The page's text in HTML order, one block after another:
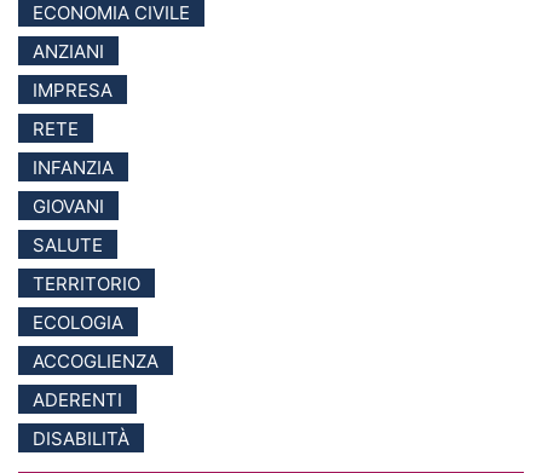
ECONOMIA CIVILE
ANZIANI
IMPRESA
RETE
INFANZIA
GIOVANI
SALUTE
TERRITORIO
ECOLOGIA
ACCOGLIENZA
ADERENTI
DISABILITÀ